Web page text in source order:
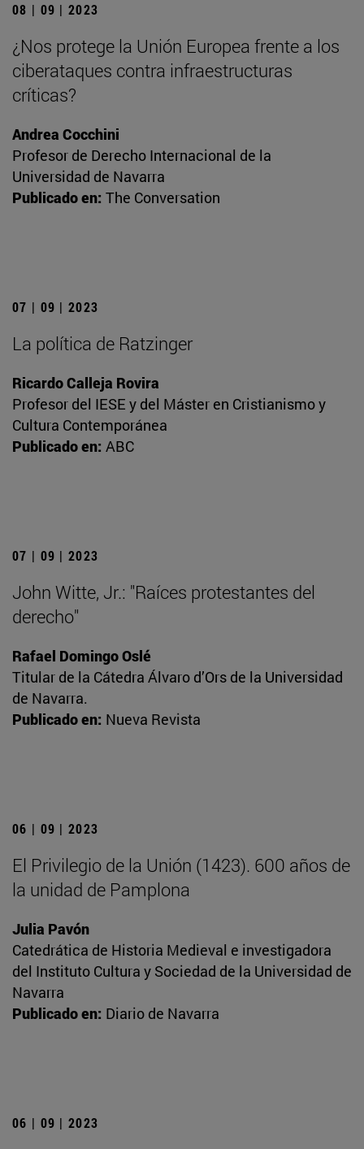
08 | 09 | 2023
¿Nos protege la Unión Europea frente a los
ciberataques contra infraestructuras
críticas?
Andrea Cocchini
Profesor de Derecho Internacional de la
Universidad de Navarra
Publicado en: The Conversation
07 | 09 | 2023
La política de Ratzinger
Ricardo Calleja Rovira
Profesor del IESE y del Máster en Cristianismo y
Cultura Contemporánea
Publicado en: ABC
07 | 09 | 2023
John Witte, Jr.: "Raíces protestantes del
derecho"
Rafael Domingo Oslé
Titular de la Cátedra Álvaro d’Ors de la Universidad
de Navarra.
Publicado en: Nueva Revista
06 | 09 | 2023
El Privilegio de la Unión (1423). 600 años de
la unidad de Pamplona
Julia Pavón
Catedrática de Historia Medieval e investigadora
del Instituto Cultura y Sociedad de la Universidad de
Navarra
Publicado en: Diario de Navarra
06 | 09 | 2023